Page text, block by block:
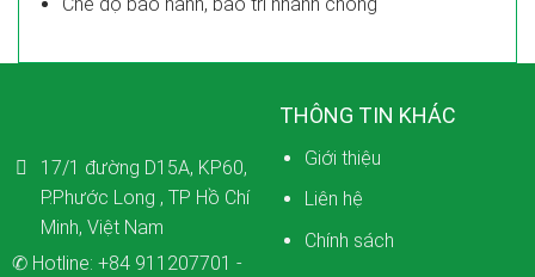
17/1 đường D15A, KP60,
P.Phước Long , TP Hồ Chí
Minh, Việt Nam
✆ Hotline: +84 911207701 -
THÔNG TIN KHÁC
Giới thiệu
Liên hệ
Chính sách